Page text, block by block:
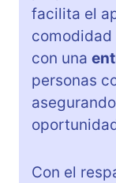
facilita el
comodidad
con una
personas
Con el